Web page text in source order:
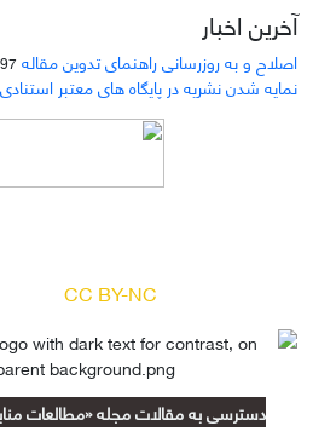
آخرین اخبار
اصلاح و به روزرسانی راهنمای تدوین مقاله 24
نمایه شدن نشریه در پایگاه های معتبر
CC BY-NC
دسترسی به مقالات مجله «مطالعات